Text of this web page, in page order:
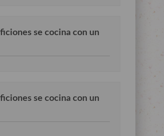
se cocina con un
se cocina con un